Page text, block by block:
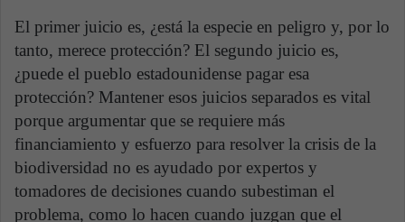
El primer juicio es, ¿está la especie en peligro y, por lo
tanto, merece protección? El segundo juicio es,
¿puede el pueblo estadounidense pagar esa
protección? Mantener esos juicios separados es vital
porque argumentar que se requiere más
financiamiento y esfuerzo para resolver la crisis de la
biodiversidad no es ayudado por expertos y
tomadores de decisiones cuando subestiman el
problema, como lo hacen cuando juzgan que el